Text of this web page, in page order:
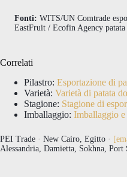
Fonti: WITS/UN Comtrade
EastFruit / Ecofin Agency
Correlati
Pilastro: Esportazione di
Varietà: Varietà di patata
Stagione: Stagione di
Imballaggio: Imballaggio e
PEI Trade · New Cairo, Egitto ·
Alessandria, Damietta, Sokhna,